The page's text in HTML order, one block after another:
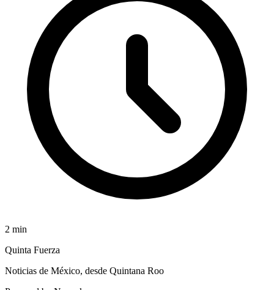
2 min
Quinta Fuerza
Noticias de México, desde Quintana Roo